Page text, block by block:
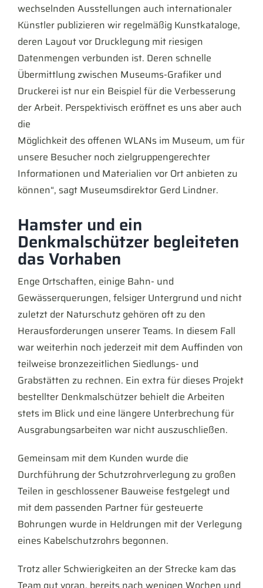
wechselnden Ausstellungen auch internationaler
Künstler publizieren wir regelmäßig Kunstkataloge,
deren Layout vor Drucklegung mit riesigen
Datenmengen verbunden ist. Deren schnelle
Übermittlung zwischen Museums-Grafiker und
Druckerei ist nur ein Beispiel für die Verbesserung
der Arbeit. Perspektivisch eröffnet es uns aber auch
die
Möglichkeit des offenen WLANs im Museum, um für
unsere Besucher noch zielgruppengerechter
Informationen und Materialien vor Ort anbieten zu
können“, sagt Museumsdirektor Gerd Lindner.
Hamster und ein
Denkmalschützer begleiteten
das Vorhaben
Enge Ortschaften, einige Bahn- und
Gewässerquerungen, felsiger Untergrund und nicht
zuletzt der Naturschutz gehören oft zu den
Herausforderungen unserer Teams. In diesem Fall
war weiterhin noch jederzeit mit dem Auffinden von
teilweise bronzezeitlichen Siedlungs- und
Grabstätten zu rechnen. Ein extra für dieses Projekt
bestellter Denkmalschützer behielt die Arbeiten
stets im Blick und eine längere Unterbrechung für
Ausgrabungsarbeiten war nicht auszuschließen.
Gemeinsam mit dem Kunden wurde die
Durchführung der Schutzrohrverlegung zu großen
Teilen in geschlossener Bauweise festgelegt und
mit dem passenden Partner für gesteuerte
Bohrungen wurde in Heldrungen mit der Verlegung
eines Kabelschutzrohrs begonnen.
Trotz aller Schwierigkeiten an der Strecke kam das